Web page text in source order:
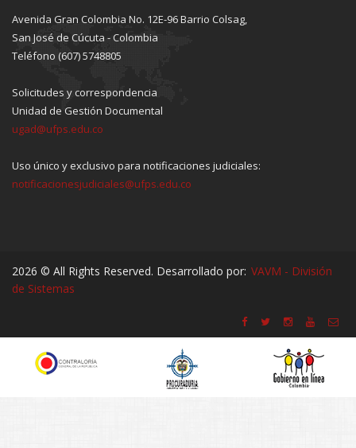
Avenida Gran Colombia No. 12E-96 Barrio Colsag,
San José de Cúcuta - Colombia
Teléfono (607) 5748805
Solicitudes y correspondencia
Unidad de Gestión Documental
ugad@ufps.edu.co
Uso único y exclusivo para notificaciones judiciales:
notificacionesjudiciales@ufps.edu.co
2026 © All Rights Reserved. Desarrollado por: VAVM - División
de Sistemas